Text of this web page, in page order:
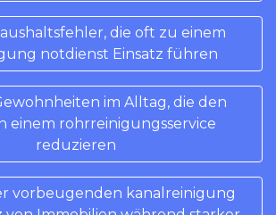
die oft zu einem
notdienst Einsatz führen
im Alltag, die den
einem rohrreinigungsservice
reduzieren
vorbeugenden kanalreinigung